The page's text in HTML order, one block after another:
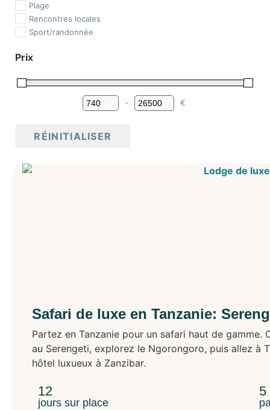
Malawi
Maroc
Mozambique
Tanzanie
Belize
Asie
Bali
Cambodge
Corée du Sud
Japon
Kirghizistan
Plage
Rencontres locales
Sport/randonnée
Prix
Minimum Price
- Maximum Price
€
RÉINITIALISER
Safari de luxe en Tanzanie:
Partez en Tanzanie pour un safari haut de gamme.
au Serengeti, explorez le Ngorongoro, puis allez à
hôtel luxueux à Zanzibar.
12
jours sur place